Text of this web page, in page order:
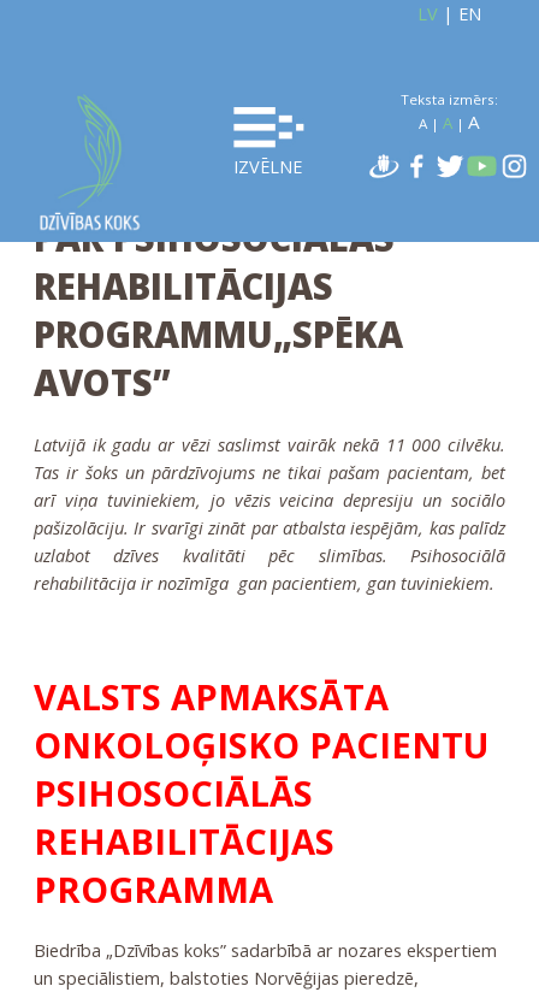
IZVĒLNE
LV| EN
Teksta izmērs:
A| A| A
PAR PSIHOSOCIĀLĀS
REHABILITĀCIJAS
PROGRAMMU„SPĒKA
AVOTS”
Latvijā ik gadu ar vēzi saslimst vairāk nekā 11 000 cilvēku.
Tas ir šoks un pārdzīvojums ne tikai pašam pacientam, bet
arī viņa tuviniekiem, jo vēzis veicina depresiju un sociālo
pašizolāciju. Ir svarīgi zināt par atbalsta iespējām, kas palīdz
uzlabot dzīves kvalitāti pēc slimības. Psihosociālā
rehabilitācija ir nozīmīga gan pacientiem, gan tuviniekiem.
VALSTS APMAKSĀTA
ONKOLOĢISKO PACIENTU
PSIHOSOCIĀLĀS
REHABILITĀCIJAS
PROGRAMMA
Biedrība „Dzīvības koks” sadarbībā ar nozares ekspertiem
un speciālistiem, balstoties Norvēģijas pieredzē,